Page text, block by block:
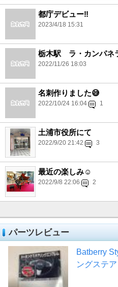
都庁デビュー‼️
2023/4/18 15:31
栃木駅 ラ・カンパネ
2022/11/26 18:03
名刺作りました😅
2022/10/24 16:04 1
土浦市役所にて
2022/9/20 21:42 3
最近の楽しみ☺️
2022/9/8 22:06 2
パーツレビュー
Batberry
ングステ